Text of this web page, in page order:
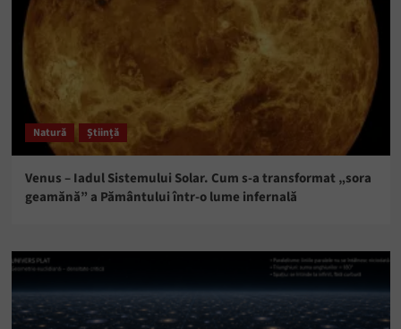
Natură Știință
Venus – Iadul Sistemului Solar. Cum s-a transformat „sora
geamănă” a Pământului într-o lume infernală